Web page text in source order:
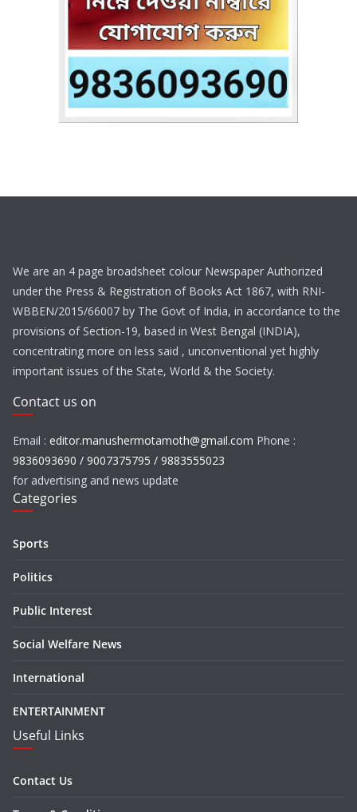
We are an 4 page broadsheet colour Newspaper Authorized
under the Press & Registration of Books Act 1867, with RNI-
WBBEN/2015/66007 by The Govt of India, in accordance to the
provisions of Section-19, based in West Bengal (INDIA),
concentrating more on less said , unconventional yet highly
important issues of the State, World & the Society.
Contact us on
Email : editor.manushermotamoth@gmail.com Phone :
9836093690 / 9007375795 / 9883555023
for advertising and news update
Categories
Sports
Politics
Public Interest
Social Welfare News
International
ENTERTAINMENT
Useful Links
Contact Us